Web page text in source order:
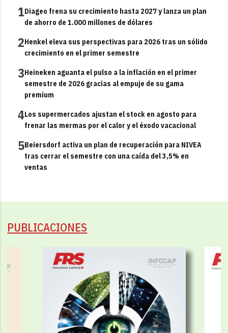
1Diageo frena su crecimiento hasta 2027 y lanza un plan
de ahorro de 1.000 millones de dólares
2Henkel eleva sus perspectivas para 2026 tras un sólido
crecimiento en el primer semestre
3Heineken aguanta el pulso a la inflación en el primer
semestre de 2026 gracias al empuje de su gama
premium
4Los supermercados ajustan el stock en agosto para
frenar las mermas por el calor y el éxodo vacacional
5Beiersdorf activa un plan de recuperación para NIVEA
tras cerrar el semestre con una caída del 3,5% en
ventas
PUBLICACIONES